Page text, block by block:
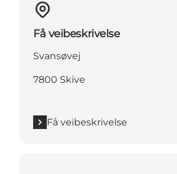
Få veibeskrivelse
Svansøvej
7800 Skive
Få veibeskrivelse